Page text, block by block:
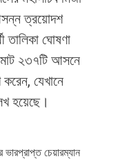
ত্রয়োদশ
তালিকা ঘোষণা
২৩৭টি আসনে
যেখানে
হয়েছে।
ভারপ্রাপ্ত চেয়ারম্যান